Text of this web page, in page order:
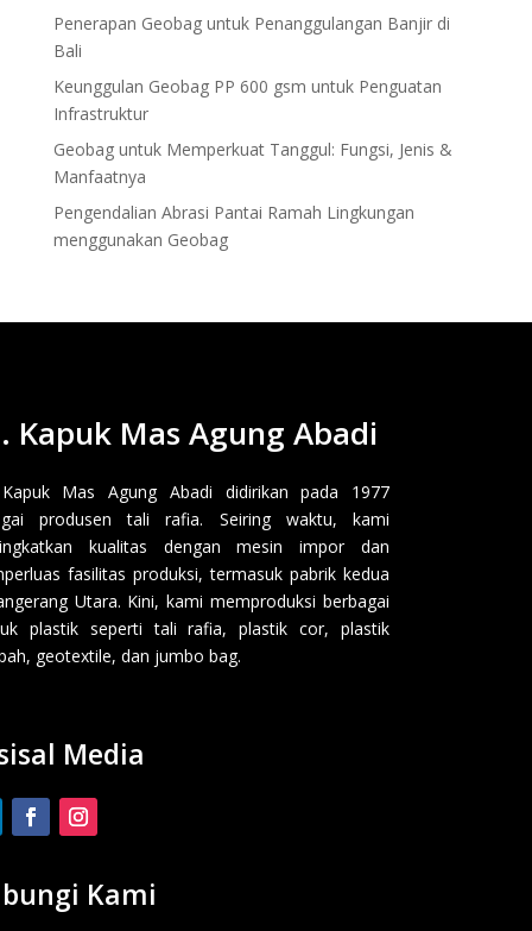
Penerapan Geobag untuk Penanggulangan Banjir di
Bali
Keunggulan Geobag PP 600 gsm untuk Penguatan
Infrastruktur
Geobag untuk Memperkuat Tanggul: Fungsi, Jenis &
Manfaatnya
Pengendalian Abrasi Pantai Ramah Lingkungan
menggunakan Geobag
Kapuk Mas Agung Abadi
Mas Agung Abadi didirikan pada 1977
produsen tali rafia. Seiring waktu, kami
kualitas dengan mesin impor dan
fasilitas produksi, termasuk pabrik kedua
Utara. Kini, kami memproduksi berbagai
plastik seperti tali rafia, plastik cor, plastik
geotextile, dan jumbo bag.
Media
Kami